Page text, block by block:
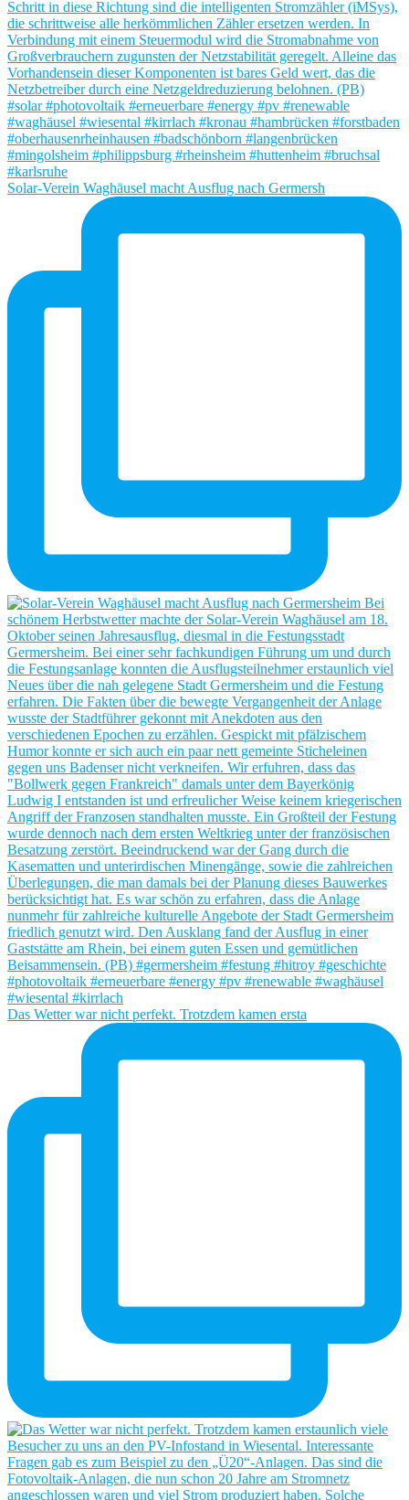
Solar-Verein Waghäusel macht Ausflug nach Germersh
Das Wetter war nicht perfekt. Trotzdem kamen ersta